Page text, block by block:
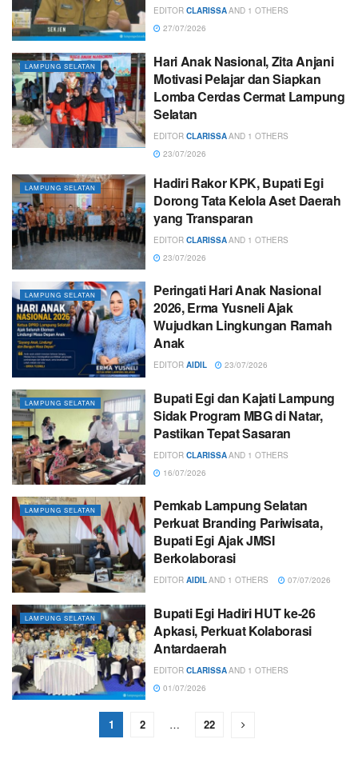
EDITOR CLARISSAAND 1 OTHERS
27/07/2026
LAMPUNG SELATAN
Hari Anak Nasional, Zita Anjani
Motivasi Pelajar dan Siapkan
Lomba Cerdas Cermat Lampung
Selatan
EDITOR CLARISSAAND 1 OTHERS
23/07/2026
LAMPUNG SELATAN
Hadiri Rakor KPK, Bupati Egi
Dorong Tata Kelola Aset Daerah
yang Transparan
EDITOR CLARISSAAND 1 OTHERS
23/07/2026
LAMPUNG SELATAN
Peringati Hari Anak Nasional
2026, Erma Yusneli Ajak
Wujudkan Lingkungan Ramah
Anak
EDITOR AIDIL 23/07/2026
LAMPUNG SELATAN
Bupati Egi dan Kajati Lampung
Sidak Program MBG di Natar,
Pastikan Tepat Sasaran
EDITOR CLARISSAAND 1 OTHERS
16/07/2026
LAMPUNG SELATAN
Pemkab Lampung Selatan
Perkuat Branding Pariwisata,
Bupati Egi Ajak JMSI
Berkolaborasi
EDITOR AIDILAND 1 OTHERS 07/07/2026
LAMPUNG SELATAN
Bupati Egi Hadiri HUT ke-26
Apkasi, Perkuat Kolaborasi
Antardaerah
EDITOR CLARISSAAND 1 OTHERS
01/07/2026
1 2 … 22